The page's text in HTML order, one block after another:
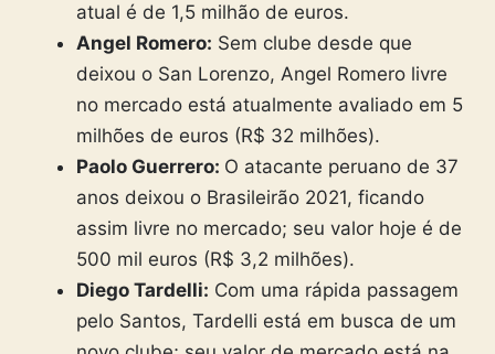
atual é de 1,5 milhão de euros.
Angel Romero: Sem clube desde que
deixou o San Lorenzo, Angel Romero livre
no mercado está atualmente avaliado em 5
milhões de euros (R$ 32 milhões).
Paolo Guerrero: O atacante peruano de 37
anos deixou o Brasileirão 2021, ficando
assim livre no mercado; seu valor hoje é de
500 mil euros (R$ 3,2 milhões).
Diego Tardelli: Com uma rápida passagem
pelo Santos, Tardelli está em busca de um